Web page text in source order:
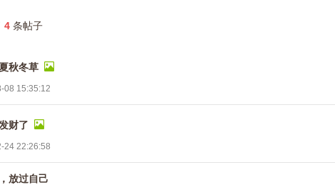
4 条帖子
秋冬草
08 15:35:12
财了
24 22:26:58
放过自己